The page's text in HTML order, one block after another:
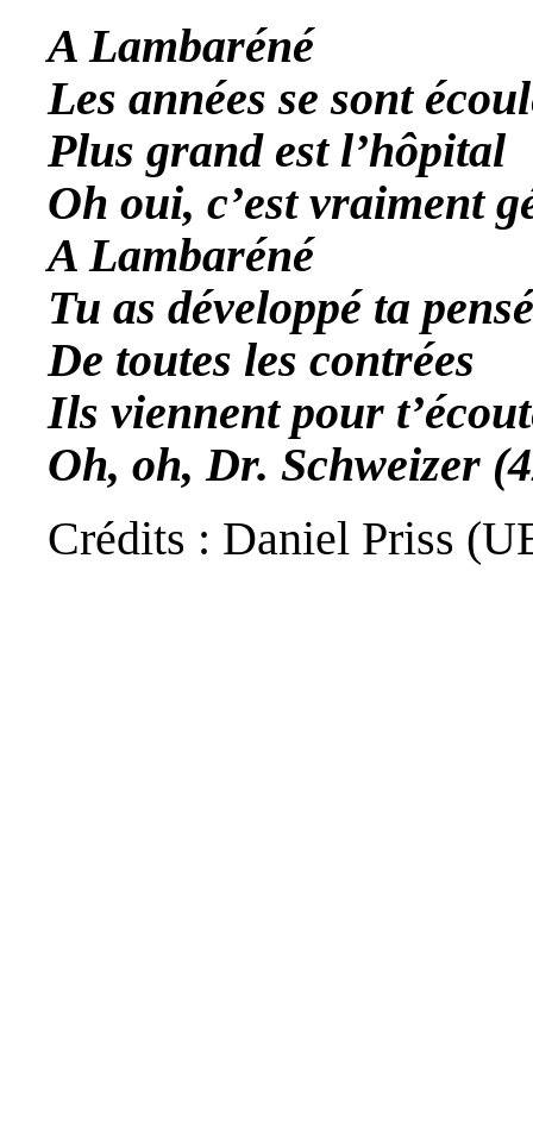
A Lambaréné
Les années se sont
Plus grand est l’hôpital
Oh oui, c’est vraiment
A Lambaréné
Tu as développé ta
De toutes les contrées
Ils viennent pour
Oh, oh, Dr. Schweizer
Crédits : Daniel Priss